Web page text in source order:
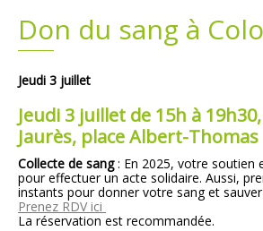
Don du sang à
Jeudi 3 juillet
Jeudi 3 juillet de 15h à
Jaurès, place Albert-Thomas
Collecte de sang: En 2025, votre soutien
pour effectuer un acte solidaire. Aussi,
instants pour donner votre sang et sauver
Prenez RDV ici
La réservation est recommandée.
Plans
Demandes légales
Emploi
Marchés publics
Grands projets